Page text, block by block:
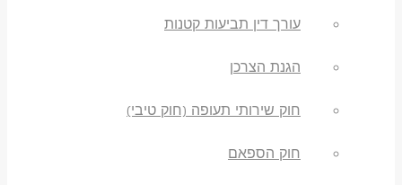
עורך דין תביעות קטנות
הגנת הצרכן
חוק שירותי תעופה (חוק טיבי)
חוק הספאם